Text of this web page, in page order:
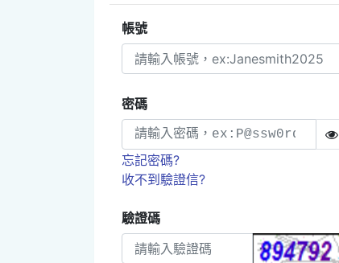
帳號
密碼
忘記密碼?
收不到驗證信?
驗證碼